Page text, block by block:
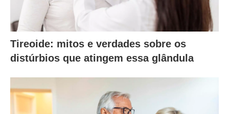
Tireoide: mitos e verdades sobre os
distúrbios que atingem essa glândula